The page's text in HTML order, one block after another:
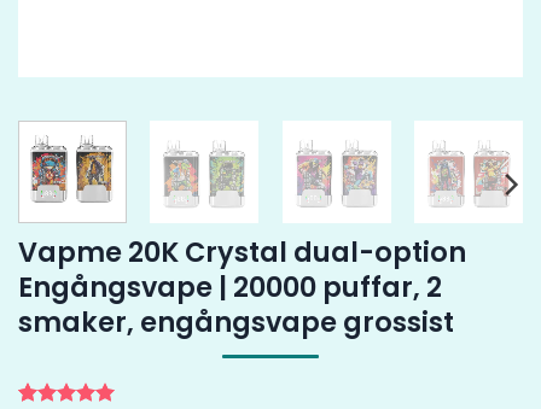
Vapme 20K Crystal dual-option
Engångsvape | 20000 puffar, 2
smaker, engångsvape grossist